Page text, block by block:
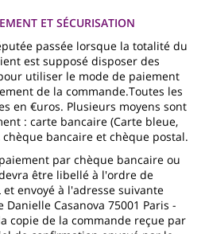
ET SÉCURISATION
passée lorsque la totalité du
est supposé disposer des
utiliser le mode de paiement
de la commande.Toutes les
en €uros. Plusieurs moyens sont
: carte bancaire (Carte bleue,
chèque bancaire et chèque postal.
par chèque bancaire ou
être libellé à l'ordre de
et envoyé à l'adresse suivante
Danielle Casanova 75001 Paris -
copie de la commande reçue par